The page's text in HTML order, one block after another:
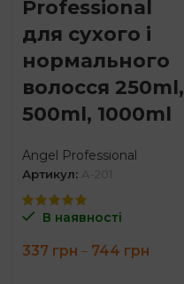
Professional
для сухого і
нормального
волосся 250ml,
500ml, 1000ml
Angel Professional
Артикул: A-201
В наявності
337 грн – 744 грн